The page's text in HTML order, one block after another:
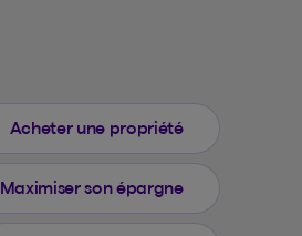
Acheter une propriété
Maximiser son épargne